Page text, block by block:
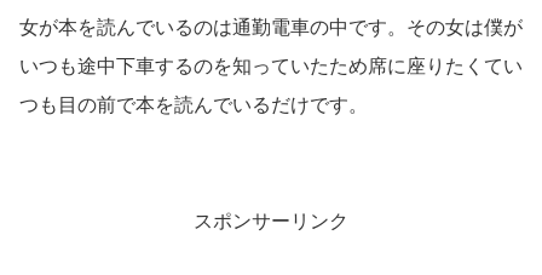
女が本を読んでいるのは通勤電車の中です。その女は僕が
いつも途中下車するのを知っていたため席に座りたくてい
つも目の前で本を読んでいるだけです。
スポンサーリンク